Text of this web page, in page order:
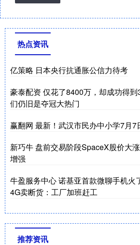
热点资讯
亿策略 日本央行抗通胀公信力待考
豪泰配资 仅花了8400万，却成功得
们仍旧是夺冠大热门
赢翻网 最新！武汉市民办中小学7月7
新巧牛 盘前交易阶段SpaceX股价大
增强
牛盈服务中心 诺基亚首款微聊手机火
4G卖断货：工厂加班赶工
推荐资讯